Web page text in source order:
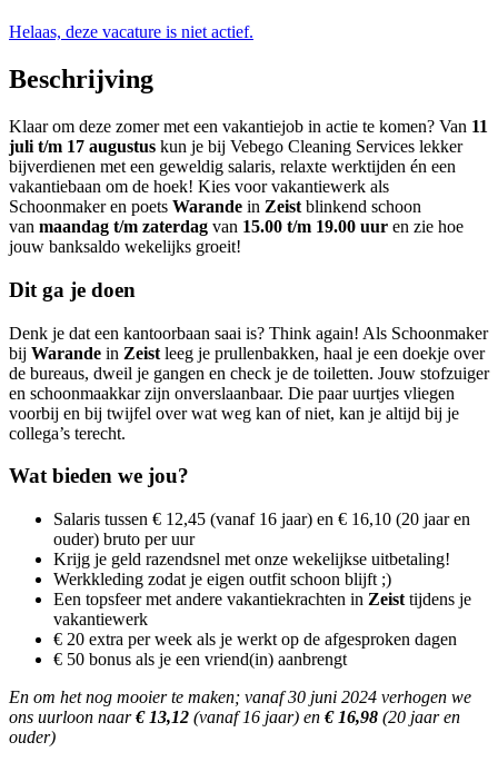
Helaas, deze vacature is niet actief.
Beschrijving
Klaar om deze zomer met een vakantiejob in actie te komen? Van 11
juli t/m 17 augustus kun je bij Vebego Cleaning Services lekker
bijverdienen met een geweldig salaris, relaxte werktijden én een
vakantiebaan om de hoek! Kies voor vakantiewerk als
Schoonmaker en poets Warande in Zeist blinkend schoon
van maandag t/m zaterdag van 15.00 t/m 19.00 uur en zie hoe
jouw banksaldo wekelijks groeit!
Dit ga je doen
Denk je dat een kantoorbaan saai is? Think again! Als Schoonmaker
bij Warande in Zeist leeg je prullenbakken, haal je een doekje over
de bureaus, dweil je gangen en check je de toiletten. Jouw stofzuiger
en schoonmaakkar zijn onverslaanbaar. Die paar uurtjes vliegen
voorbij en bij twijfel over wat weg kan of niet, kan je altijd bij je
collega’s terecht.
Wat bieden we jou?
Salaris tussen € 12,45 (vanaf 16 jaar) en € 16,10 (20 jaar en
ouder) bruto per uur
Krijg je geld razendsnel met onze wekelijkse uitbetaling!
Werkkleding zodat je eigen outfit schoon blijft ;)
Een topsfeer met andere vakantiekrachten in Zeist tijdens je
vakantiewerk
€ 20 extra per week als je werkt op de afgesproken dagen
€ 50 bonus als je een vriend(in) aanbrengt
En om het nog mooier te maken; vanaf 30 juni 2024 verhogen we
ons uurloon naar€ 13,12 (vanaf 16 jaar) en € 16,98 (20 jaar en
ouder)